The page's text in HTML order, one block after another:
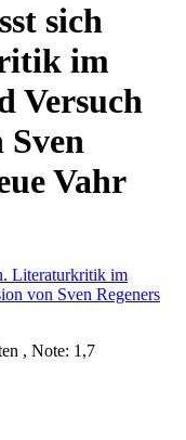
sich
im
Versuch
Sven
Vahr
, Note: 1,7